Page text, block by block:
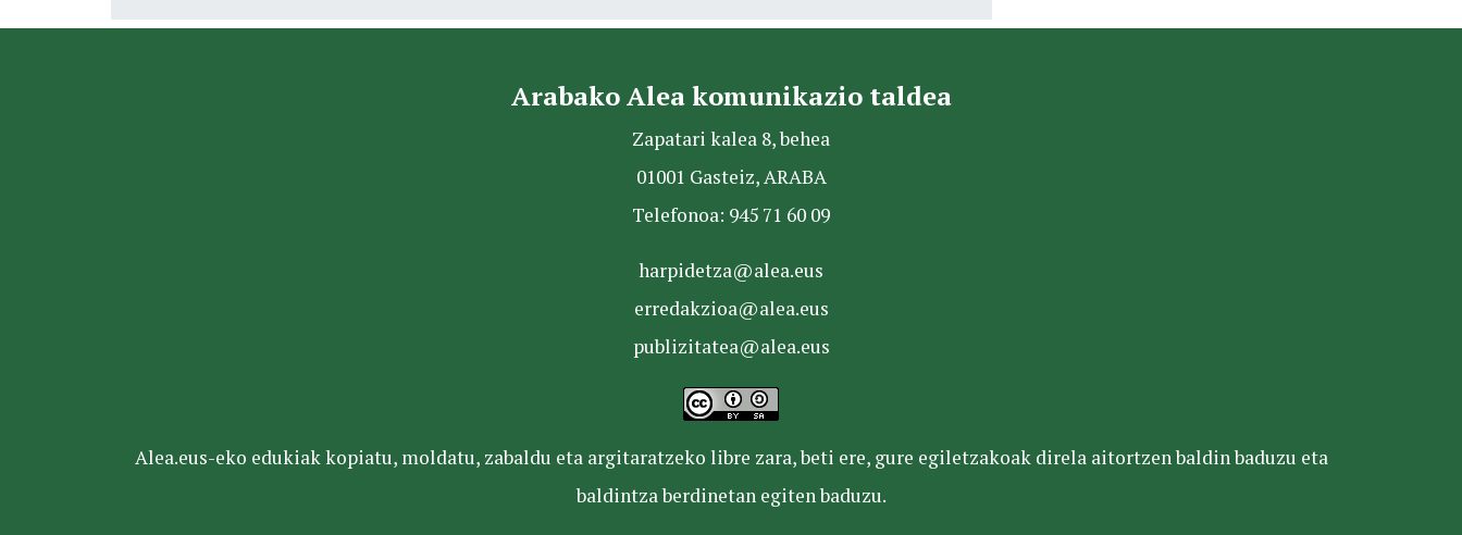
Arabako Alea komunikazio taldea
Zapatari kalea 8, behea
01001 Gasteiz, ARABA
Telefonoa: 945 71 60 09
harpidetza@alea.eus
erredakzioa@alea.eus
publizitatea@alea.eus
Alea.eus-eko edukiak kopiatu, moldatu, zabaldu eta argitaratzeko libre zara, beti ere, gure egiletzakoak direla aitortzen baldin baduzu eta
baldintza berdinetan egiten baduzu.